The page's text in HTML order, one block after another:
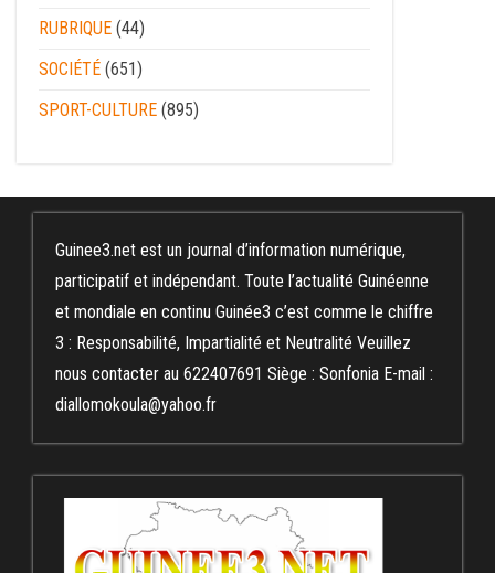
RUBRIQUE (44)
SOCIÉTÉ (651)
SPORT-CULTURE (895)
Guinee3.net est un journal d’information numérique,
participatif et indépendant. Toute l’actualité Guinéenne
et mondiale en continu Guinée3 c’est comme le chiffre
3 : Responsabilité, Impartialité et Neutralité Veuillez
nous contacter au 622407691 Siège : Sonfonia E-mail :
diallomokoula@yahoo.fr